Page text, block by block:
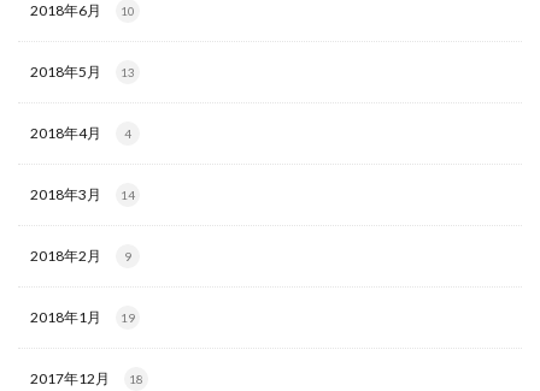
2018年6月 10
2018年5月 13
2018年4月 4
2018年3月 14
2018年2月 9
2018年1月 19
2017年12月 18